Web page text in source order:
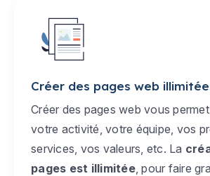
Créer des pages web
Créer des pages web vous
votre activité, votre équipe, vos
services, vos valeurs, etc. La
pages est illimitée, pour faire